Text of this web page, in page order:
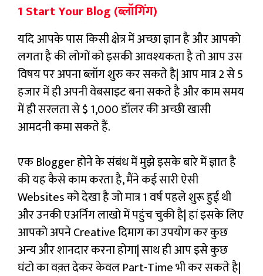
1 Start Your Blog (ब्लॉगिंग)
यदि आपके पास किसी क्षेत्र में अच्छा ज्ञान है और आपको
लगता है की लोगों को इसकी आवश्यकता है तो आप उस
विषय पर अपना ब्लॉग शुरु कर सकते है| आप मात्र 2 से 5
हजार में ही अपनी वेबसाइट बना सकते है और काम समय
में ही सरलता से $ 1,000 डॉलर की अच्छी खासी
आमदनी कमा सकते हैं.
एक Blogger होने के संबंध में मुझे इसके बारे में ज्ञात है
की यह कैसे काम करता है, मैंने कई सारी ऐसी
Websites को देखा है जो मात्र 1 वर्ष पहले शुरू हुई थी
और उनकी एअर्निंग लाखो में पहुंच चुकी है| हां इसके लिए
आपको अपने Creative दिमाग का उपयोग कर कुछ
अन्य और शानदार करना होगा| साथ ही आप इसे कुछ
घंटो का वक़्त देकर केवल Part-Time भी कर सकते है|